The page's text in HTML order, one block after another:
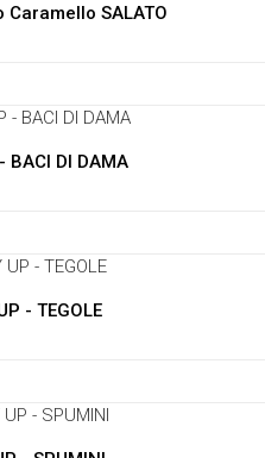
SALATO
BACI DI DAMA
- TEGOLE